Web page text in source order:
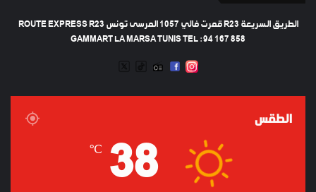
الطريق السريعة R23 قمرت فالي 1057 المرسى تونس ROUTE EXPRESS R23
GAMMART LA MARSA TUNIS TEL : 94 167 858
INSTAGRAM
FACEBOOK
RADIO
TIKTOK
الطقس
38
℃